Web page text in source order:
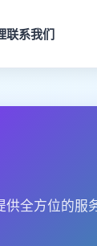
联系我们
供全方位的服